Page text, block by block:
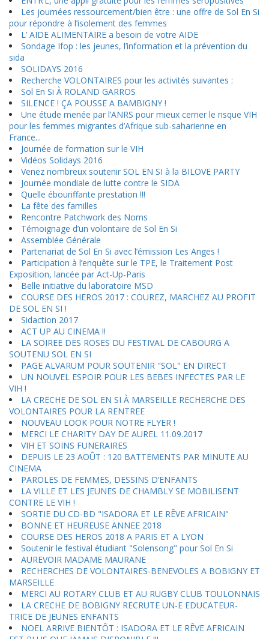
Les journées ressourcement/bien être : une offre de Sol En Si
pour répondre à l’isolement des femmes
L’ AIDE ALIMENTAIRE a besoin de votre AIDE
Sondage Ifop : les jeunes, l’information et la prévention du
sida
SOLIDAYS 2016
Recherche VOLONTAIRES pour les activités suivantes :
Sol En Si À ROLAND GARROS
SILENCE ! ÇA POUSSE A BAMBIGNY !
Une étude menée par l’ANRS pour mieux cerner le risque VIH
pour les femmes migrantes d’Afrique sub-saharienne en
France...
Journée de formation sur le VIH
Vidéos Solidays 2016
Venez nombreux soutenir SOL EN SI à la BILOVE PARTY
Journée mondiale de lutte contre le SIDA
Quelle ébouriffante prestation !!!
La fête des familles
Rencontre Patchwork des Noms
Témoignage d’un volontaire de Sol En Si
Assemblée Générale
Partenariat de Sol En Si avec l’émission Les Anges !
Participation à l’enquête sur le TPE, le Traitement Post
Exposition, lancée par Act-Up-Paris
Belle initiative du laboratoire MSD
COURSE DES HEROS 2017 : COUREZ, MARCHEZ AU PROFIT
DE SOL EN SI !
Sidaction 2017
ACT UP AU CINEMA !!
LA SOIREE DES ROSES DU FESTIVAL DE CABOURG A
SOUTENU SOL EN SI
PAGE ALVARUM POUR SOUTENIR "SOL" EN DIRECT
UN NOUVEL ESPOIR POUR LES BEBES INFECTES PAR LE
VIH !
LA CRECHE DE SOL EN SI À MARSEILLE RECHERCHE DES
VOLONTAIRES POUR LA RENTREE
NOUVEAU LOOK POUR NOTRE FLYER !
MERCI LE CHARITY DAY DE AUREL 11.09.2017
VIH ET SOINS FUNERAIRES
DEPUIS LE 23 AOÛT : 120 BATTEMENTS PAR MINUTE AU
CINEMA
PAROLES DE FEMMES, DESSINS D’ENFANTS
LA VILLE ET LES JEUNES DE CHAMBLY SE MOBILISENT
CONTRE LE VIH !
SORTIE DU CD-BD "ISADORA ET LE RÊVE AFRICAIN"
BONNE ET HEUREUSE ANNEE 2018
COURSE DES HEROS 2018 A PARIS ET A LYON
Soutenir le festival étudiant "Solensong" pour Sol En Si
AUREVOIR MADAME MAURANE
RECHERCHES DE VOLONTAIRES-BENEVOLES A BOBIGNY ET
MARSEILLE
MERCI AU ROTARY CLUB ET AU RUGBY CLUB TOULONNAIS
LA CRECHE DE BOBIGNY RECRUTE UN-E EDUCATEUR-
TRICE DE JEUNES ENFANTS
NOEL ARRIVE BIENTÔT : ISADORA ET LE RÊVE AFRICAIN